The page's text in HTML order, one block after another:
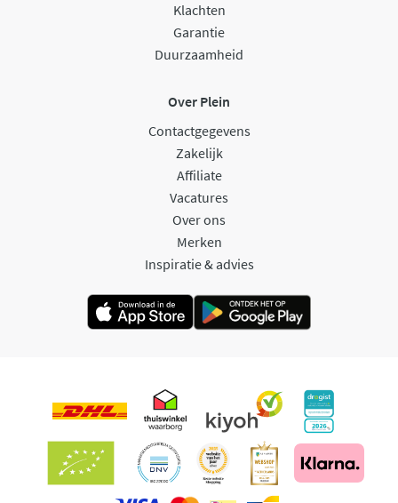
Klachten
Garantie
Duurzaamheid
Over Plein
Contactgegevens
Zakelijk
Affiliate
Vacatures
Over ons
Merken
Inspiratie & advies